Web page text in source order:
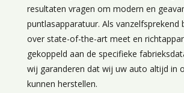
resultaten vragen om modern en
puntlasapparatuur. Als vanzelfsprekend
over state-of-the-art meet en
gekoppeld aan de specifieke
wij garanderen dat wij uw auto altijd in
kunnen herstellen.